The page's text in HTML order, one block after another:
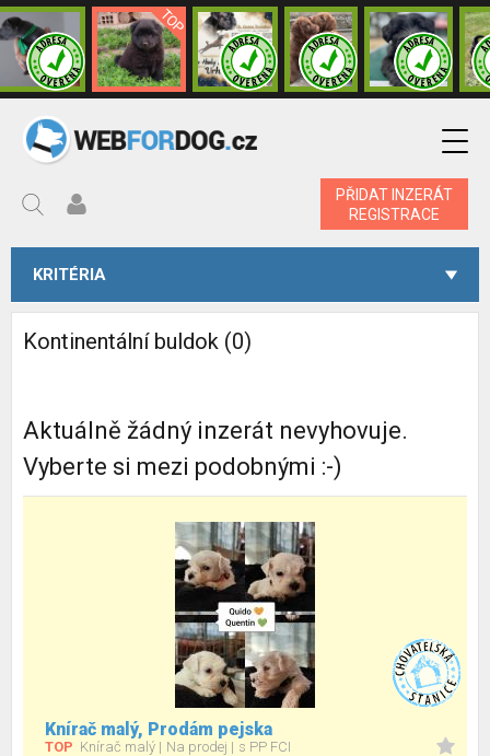
PŘIDAT INZERÁT
REGISTRACE
KRITÉRIA
Kontinentální buldok (0)
Aktuálně žádný inzerát nevyhovuje.
Vyberte si mezi podobnými :-)
Knírač malý, Prodám pejska
TOP Knírač malý Na prodej s PP FCI